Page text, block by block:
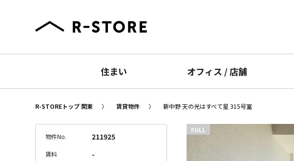
住まい オフィス /店舗
R-STOREトップ 関東 賃貸物件 新中野 天の光はすべて星 315号室
FULL
物件No. 211925
賃料 -